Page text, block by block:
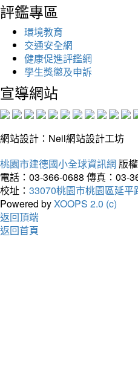
評鑑專區
環境教育
交通安全網
健康促進評鑑網
學生獎懲及申訴
宣導網站
網站設計：Neil網站設計工坊
桃園市建德國小全球資訊網 版
電話：03-366-0688 傳真：03-
校址： 33070桃園市桃園區延平
Powered byXOOPS 2.0 (c)
返回頂端
返回首頁